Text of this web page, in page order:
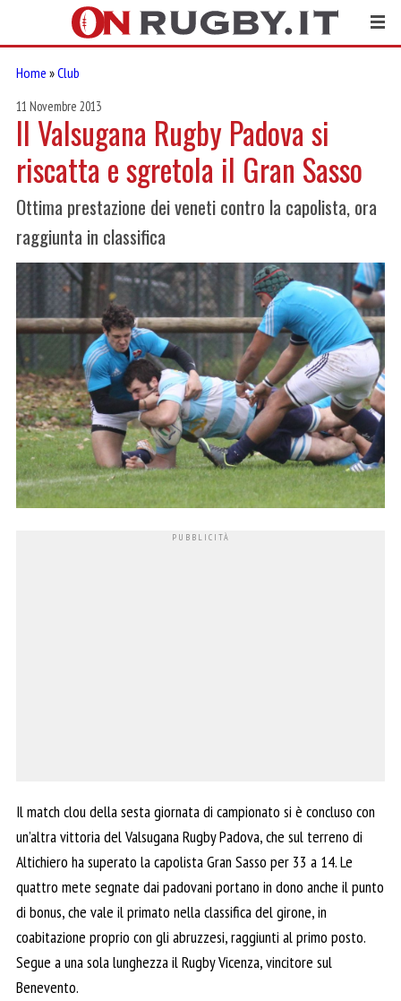
Home »Club
11 Novembre 2013
Il Valsugana Rugby Padova si
riscatta e sgretola il Gran Sasso
Ottima prestazione dei veneti contro la capolista, ora
raggiunta in classifica
Il match clou della sesta giornata di campionato si è concluso con
un’altra vittoria del Valsugana Rugby Padova, che sul terreno di
Altichiero ha superato la capolista Gran Sasso per 33 a 14. Le
quattro mete segnate dai padovani portano in dono anche il punto
di bonus, che vale il primato nella classifica del girone, in
coabitazione proprio con gli abruzzesi, raggiunti al primo posto.
Segue a una sola lunghezza il Rugby Vicenza, vincitore sul
Benevento.